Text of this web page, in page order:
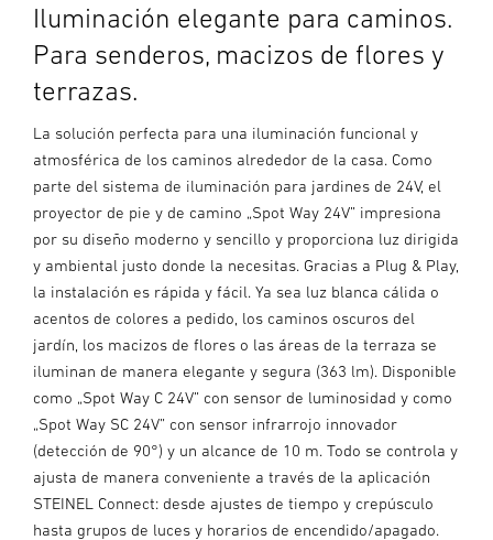
Iluminación elegante para caminos.
Para senderos, macizos de flores y
terrazas.
La solución perfecta para una iluminación funcional y
atmosférica de los caminos alrededor de la casa. Como
parte del sistema de iluminación para jardines de 24V, el
proyector de pie y de camino „Spot Way 24V” impresiona
por su diseño moderno y sencillo y proporciona luz dirigida
y ambiental justo donde la necesitas. Gracias a Plug & Play,
la instalación es rápida y fácil. Ya sea luz blanca cálida o
acentos de colores a pedido, los caminos oscuros del
jardín, los macizos de flores o las áreas de la terraza se
iluminan de manera elegante y segura (363 lm). Disponible
como „Spot Way C 24V” con sensor de luminosidad y como
„Spot Way SC 24V” con sensor infrarrojo innovador
(detección de 90°) y un alcance de 10 m. Todo se controla y
ajusta de manera conveniente a través de la aplicación
STEINEL Connect: desde ajustes de tiempo y crepúsculo
hasta grupos de luces y horarios de encendido/apagado.